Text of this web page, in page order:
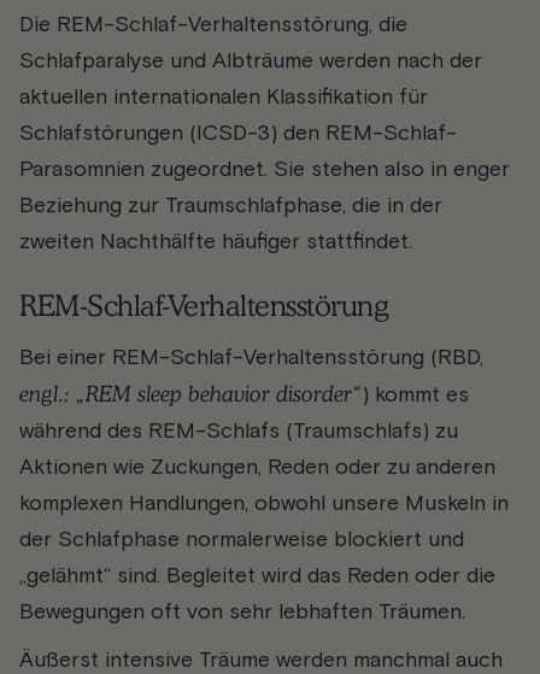
Die REM-Schlaf-Verhaltensstörung, die
Schlafparalyse und Albträume werden nach der
aktuellen internationalen Klassifikation für
Schlafstörungen (ICSD-3) den REM-Schlaf-
Parasomnien zugeordnet. Sie stehen also in enger
Beziehung zur Traumschlafphase, die in der
zweiten Nachthälfte häufiger stattfindet.
REM-Schlaf-Verhaltensstörung
Bei einer REM-Schlaf-Verhaltensstörung (RBD,
engl.: „REM sleep behaviordisorder“) kommt es
während des REM-Schlafs (Traumschlafs) zu
Aktionen wie Zuckungen, Reden oder zu anderen
komplexen Handlungen, obwohl unsere Muskeln in
der Schlafphase normalerweise blockiert und
„gelähmt“ sind. Begleitet wird das Reden oder die
Bewegungen oft von sehr lebhaften Träumen.
Äußerst intensive Träume werden manchmal auch